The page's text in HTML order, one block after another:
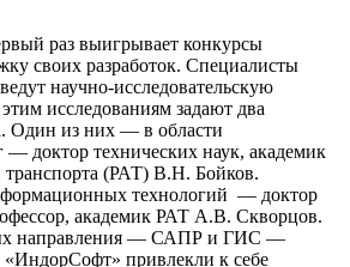
раз выигрывает конкурсы
своих разработок. Специалисты
научно-исследовательскую
исследованиям задают два
Один из них — в области
— доктор технических наук, академик
транспорта (РАТ) В.Н. Бойков.
технологий — доктор
академик РАТ А.В. Скворцов.
направления — САПР и ГИС —
«ИндорСофт» привлекли к себе